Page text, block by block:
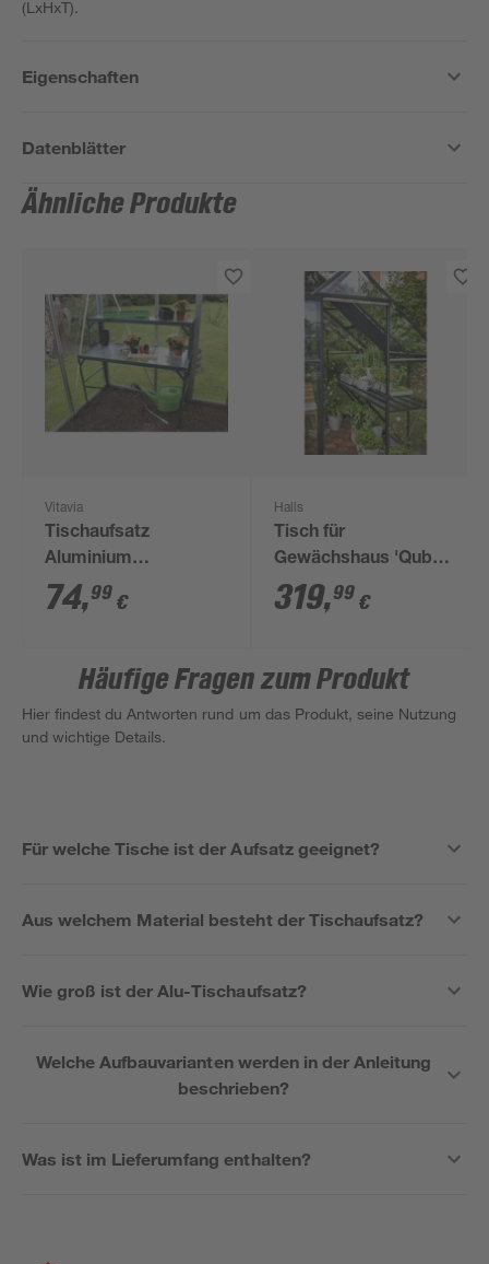
(LxHxT).
Eigenschaften
Datenblätter
Ähnliche Produkte
Vitavia
Tischaufsatz
Aluminium
smaragdfarben 121 x
28 x 39 cm
74,99 €
Halls
Tisch für
Gewächshaus 'Qube
68' schwarz 244 x 64
x 9 cm
319,99 €
Häufige Fragen zum Produkt
Hier findest du Antworten rund um das Produkt, seine Nutzung
und wichtige Details.
Für welche Tische ist der Aufsatz geeignet?
Aus welchem Material besteht der Tischaufsatz?
Wie groß ist der Alu-Tischaufsatz?
Welche Aufbauvarianten werden in der Anleitung
beschrieben?
Was ist im Lieferumfang enthalten?